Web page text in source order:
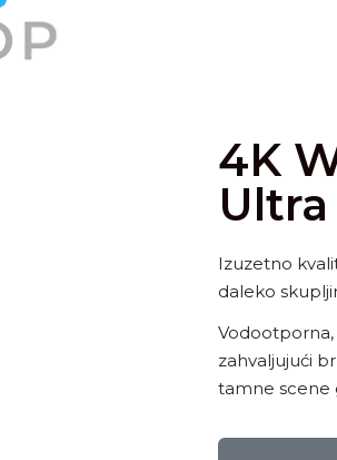
4K
Izuzetno
daleko
zahvaljujući
tamne scene